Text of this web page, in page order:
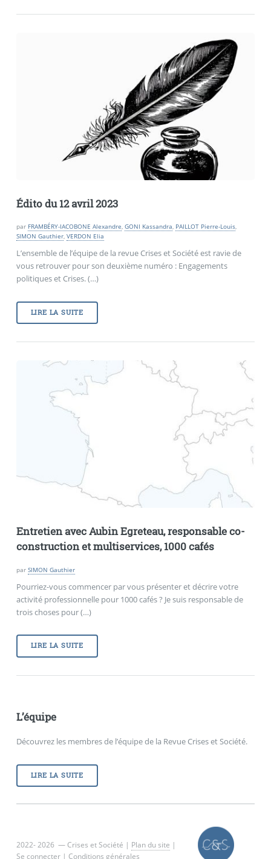
Édito du 12 avril 2023
par FRAMBÉRY-IACOBONE Alexandre, GONI Kassandra, PAILLOT Pierre-Louis,
SIMON Gauthier, VERDON Elia
L’ensemble de l’équipe de la revue Crises et Société est ravie de
vous retrouver pour son deuxième numéro : Engagements
politiques et Crises. (…)
LIRE LA SUITE
Entretien avec Aubin Egreteau, responsable co-
construction et multiservices, 1000 cafés
par SIMON Gauthier
Pourriez-vous commencer par vous présenter et décrire votre
activité professionnelle pour 1000 cafés ? Je suis responsable de
trois choses pour (…)
LIRE LA SUITE
L’équipe
Découvrez les membres de l’équipe de la Revue Crises et Société.
LIRE LA SUITE
2022- 2026 — Crises et Société | Plan du site |
Se connecter| Conditions générales